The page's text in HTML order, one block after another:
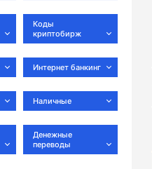
Коды
криптобирж
Интернет банкинг
Наличные
Денежные
переводы